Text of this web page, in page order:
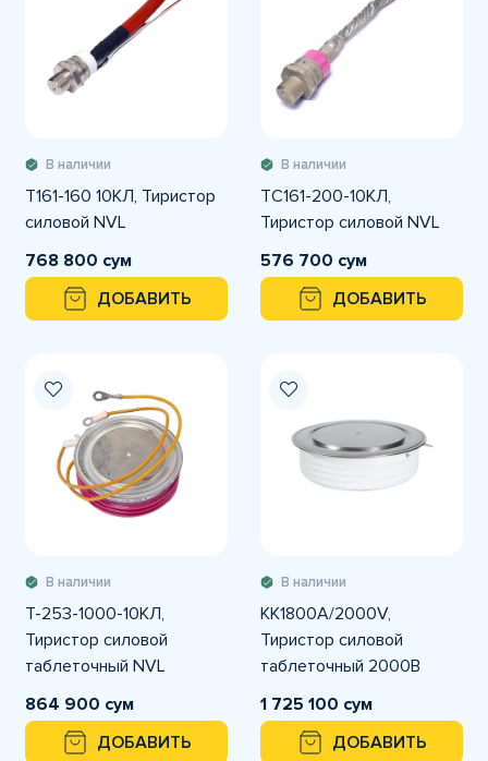
В наличии
Т161-160 10КЛ, Тиристор
силовой NVL
768 800 сум
ДОБАВИТЬ
В наличии
ТС161-200-10КЛ,
Тиристор силовой NVL
576 700 сум
ДОБАВИТЬ
В наличии
Т-253-1000-10КЛ,
Тиристор силовой
таблеточный NVL
864 900 сум
ДОБАВИТЬ
В наличии
KK1800A/2000V,
Тиристор силовой
таблеточный 2000В
1800А
1 725 100 сум
ДОБАВИТЬ